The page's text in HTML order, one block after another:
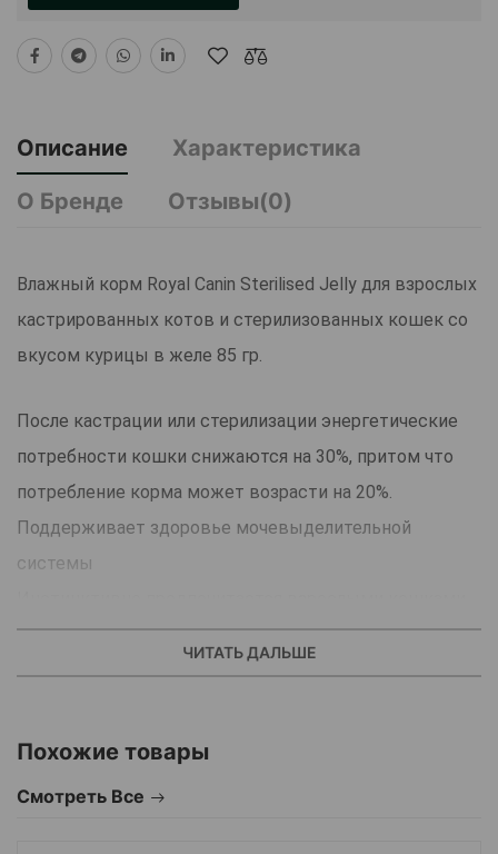
Описание
Характеристика
О Бренде
Отзывы(0)
Влажный корм Royal Canin Sterilised Jelly для взрослых
кастрированных котов и стерилизованных кошек со
вкусом курицы в желе 85 гр.
После кастрации или стерилизации энергетические
потребности кошки снижаются на 30%, притом что
потребление корма может возрасти на 20%.
Поддерживает здоровье мочевыделительной
системы
100% полнорационное и сбалансированное питание.
Желе с пониженным содержанием калорий и
поддерживать оптимальный вес стерилизованных
указанных на упаковке норм кормления.
ЧИТАТЬ ДАЛЬШЕ
Похожие товары
Смотреть Все